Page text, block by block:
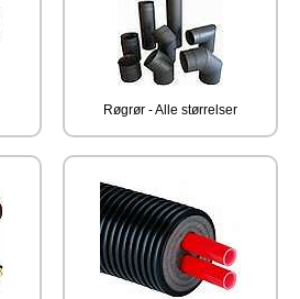
Røgrør - Alle størrelser